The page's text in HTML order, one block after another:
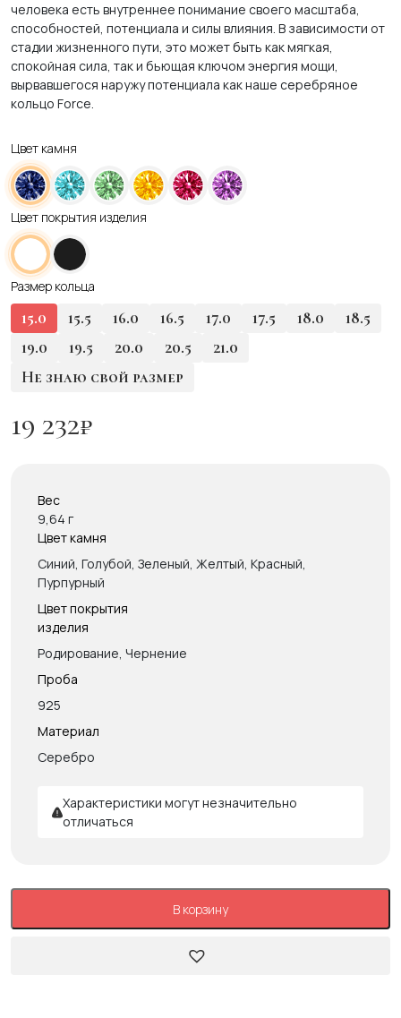
человека есть внутреннее понимание своего масштаба,
способностей, потенциала и силы влияния. В зависимости от
стадии жизненного пути, это может быть как мягкая,
спокойная сила, так и бьющая ключом энергия мощи,
вырвавшегося наружу потенциала как наше серебряное
кольцо Force.
Цвет камня
Цвет покрытия изделия
Размер кольца
15.0 15.5 16.0 16.5 17.0 17.5 18.0
18.5
19.0
19.5 20.0 20.5
21.0
Не знаю свой размер
19 232₽
Вес
9,64 г
Цвет камня
Синий, Голубой, Зеленый, Желтый, Красный,
Пурпурный
Цвет покрытия
изделия
Родирование, Чернение
Проба
925
Материал
Серебро
Характеристики могут незначительно
отличаться
В корзину